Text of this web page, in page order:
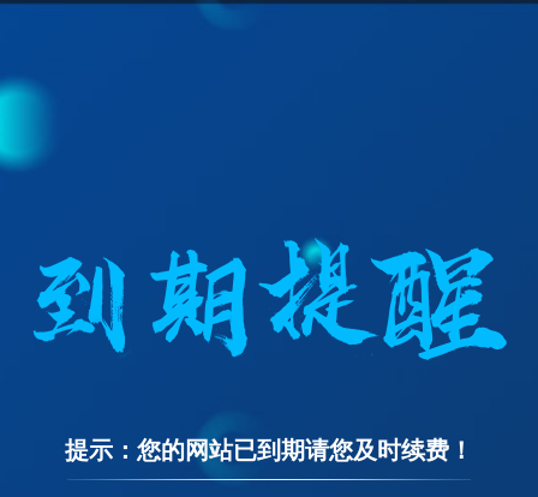
提示：您的网站已到期请您及时续费！